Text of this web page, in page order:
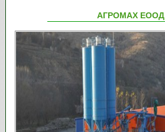
АГРОМАХ ЕООД